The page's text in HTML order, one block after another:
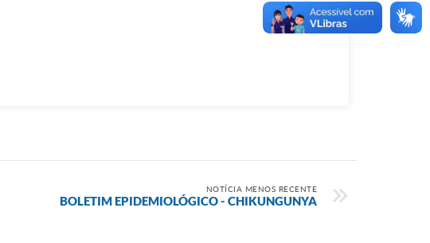
NOTÍCIA MENOS RECENTE
BOLETIM EPIDEMIOLÓGICO - CHIKUNGUNYA